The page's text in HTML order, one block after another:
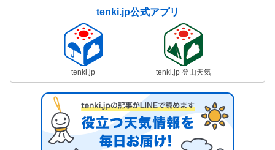
tenki.jp公式アプリ
tenki.jp tenki.jp 登山天気